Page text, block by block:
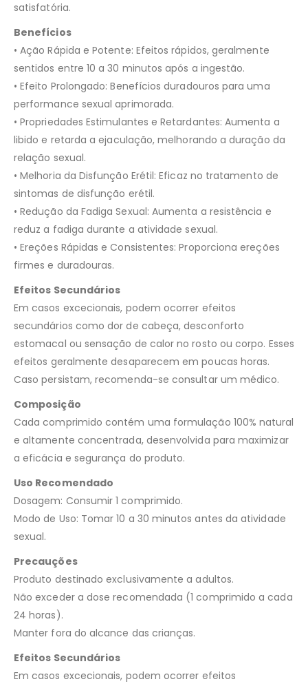
satisfatória.
Benefícios
• Ação Rápida e Potente: Efeitos rápidos, geralmente
sentidos entre 10 a 30 minutos após a ingestão.
• Efeito Prolongado: Benefícios duradouros para uma
performance sexual aprimorada.
• Propriedades Estimulantes e Retardantes: Aumenta a
libido e retarda a ejaculação, melhorando a duração da
relação sexual.
• Melhoria da Disfunção Erétil: Eficaz no tratamento de
sintomas de disfunção erétil.
• Redução da Fadiga Sexual: Aumenta a resistência e
reduz a fadiga durante a atividade sexual.
• Ereções Rápidas e Consistentes: Proporciona ereções
firmes e duradouras.
Efeitos Secundários
Em casos excecionais, podem ocorrer efeitos
secundários como dor de cabeça, desconforto
estomacal ou sensação de calor no rosto ou corpo. Esses
efeitos geralmente desaparecem em poucas horas.
Caso persistam, recomenda-se consultar um médico.
Composição
Cada comprimido contém uma formulação 100% natural
e altamente concentrada, desenvolvida para maximizar
a eficácia e segurança do produto.
Uso Recomendado
Dosagem: Consumir 1 comprimido.
Modo de Uso: Tomar 10 a 30 minutos antes da atividade
sexual.
Precauções
Produto destinado exclusivamente a adultos.
Não exceder a dose recomendada (1 comprimido a cada
24 horas).
Manter fora do alcance das crianças.
Efeitos Secundários
Em casos excecionais, podem ocorrer efeitos